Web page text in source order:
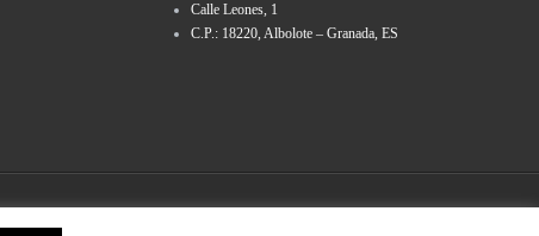
Calle Leones, 1
C.P.: 18220, Albolote – Granada, ES